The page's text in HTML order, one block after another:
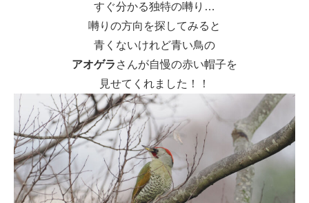
すぐ分かる独特の囀り…
囀りの方向を探してみると
青くないけれど青い鳥の
アオゲラ さんが自慢の赤い帽子を
見せてくれました！！